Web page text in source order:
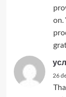
on.
26